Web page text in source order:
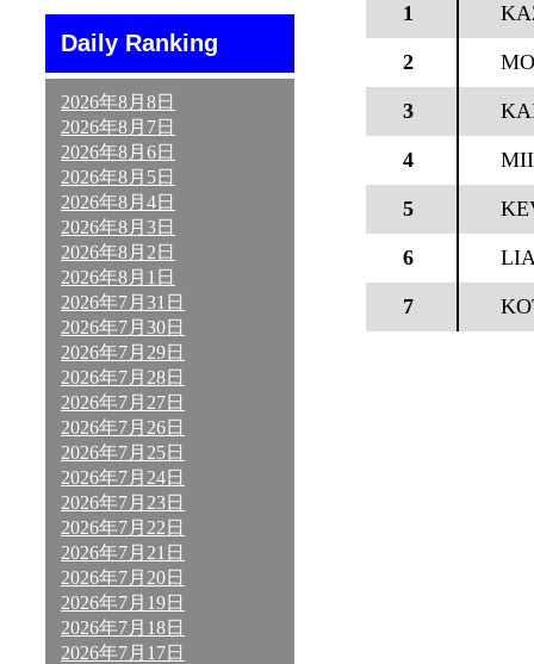
Daily Ranking
2026年8月8日
2026年8月7日
2026年8月6日
2026年8月5日
2026年8月4日
2026年8月3日
2026年8月2日
2026年8月1日
2026年7月31日
2026年7月30日
2026年7月29日
2026年7月28日
2026年7月27日
2026年7月26日
2026年7月25日
2026年7月24日
2026年7月23日
2026年7月22日
2026年7月21日
2026年7月20日
2026年7月19日
2026年7月18日
2026年7月17日
1
2
3
4
5
6
7